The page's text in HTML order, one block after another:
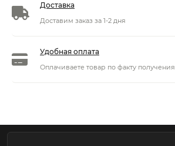
Доставка
Доставим заказ за 1-2 дня
Удобная оплата
Оплачиваете товар по факту получения